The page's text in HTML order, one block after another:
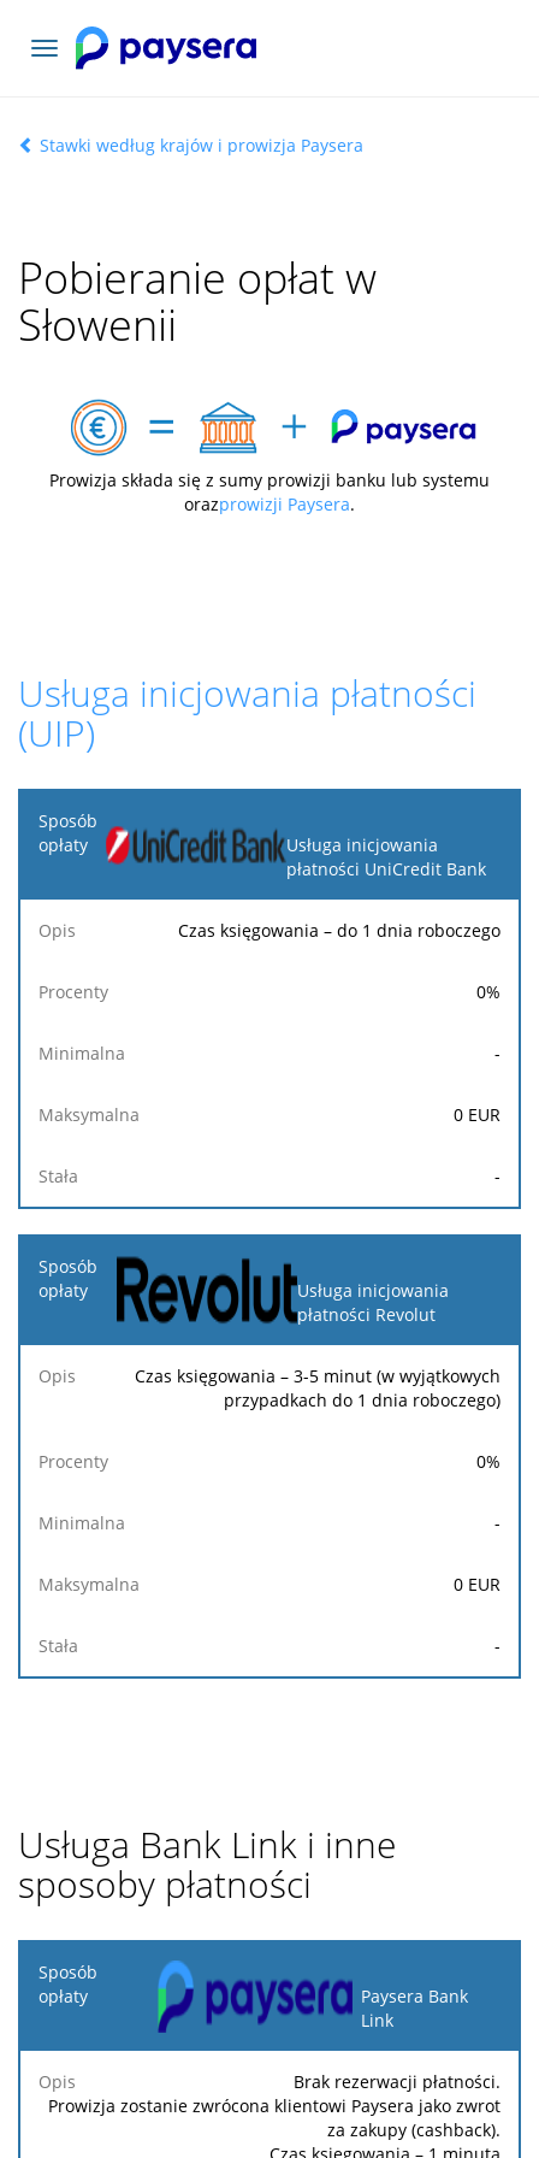
Toggle
navigation
Stawki według krajów i prowizja Paysera
Pobieranie opłat w
Słowenii
Prowizja składa się z sumy prowizji banku lub systemu
orazprowizji Paysera.
Usługa inicjowania płatności
(UIP)
Sposób
opłaty
Opis Procenty Minimalna Maksymalna Stała
Usługa inicjowania
płatności UniCredit Bank
Czas księgowania – do 1 dnia roboczego
0%
-
0 EUR
-
Usługa inicjowania
płatności Revolut
Czas księgowania – 3-5 minut (w wyjątkowych
przypadkach do 1 dnia roboczego)
0%
-
0 EUR
-
Usługa Bank Link i inne
sposoby płatności
Sposób
opłaty
Opis Procenty Minimalna Maksymalna Stała
Paysera Bank
Link
Brak rezerwacji płatności.
Prowizja zostanie zwrócona klientowi Paysera jako zwrot
za zakupy (cashback).
Czas księgowania – 1 minuta